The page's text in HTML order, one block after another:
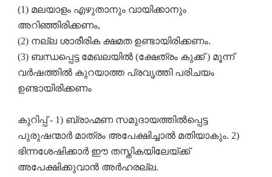
(1) മലയാളം എഴുതാനും വായിക്കാനും
അറിഞ്ഞിരിക്കണം,
(2) നല്ല ശാരീരിക ക്ഷമത ഉണ്ടായിരിക്കണം.
(3) ബന്ധപ്പെട്ട മേഖലയിൽ (ക്ഷേത്രം കുക്ക് ) മൂന്ന്
വർഷത്തിൽ കുറയാത്ത പ്രവൃത്തി പരിചയം
ഉണ്ടായിരിക്കണം
കുറിപ്പ് - 1) ബ്രാഹ്മണ സമുദായത്തിൽപ്പെട്ട
പുരുഷന്മാർ മാത്രം അപേക്ഷിച്ചാൽ മതിയാകും. 2)
ഭിന്നശേഷിക്കാർ ഈ തസ്തികയിലേയ്ക്ക്
അപേക്ഷിക്കുവാൻ അർഹരല്ല.